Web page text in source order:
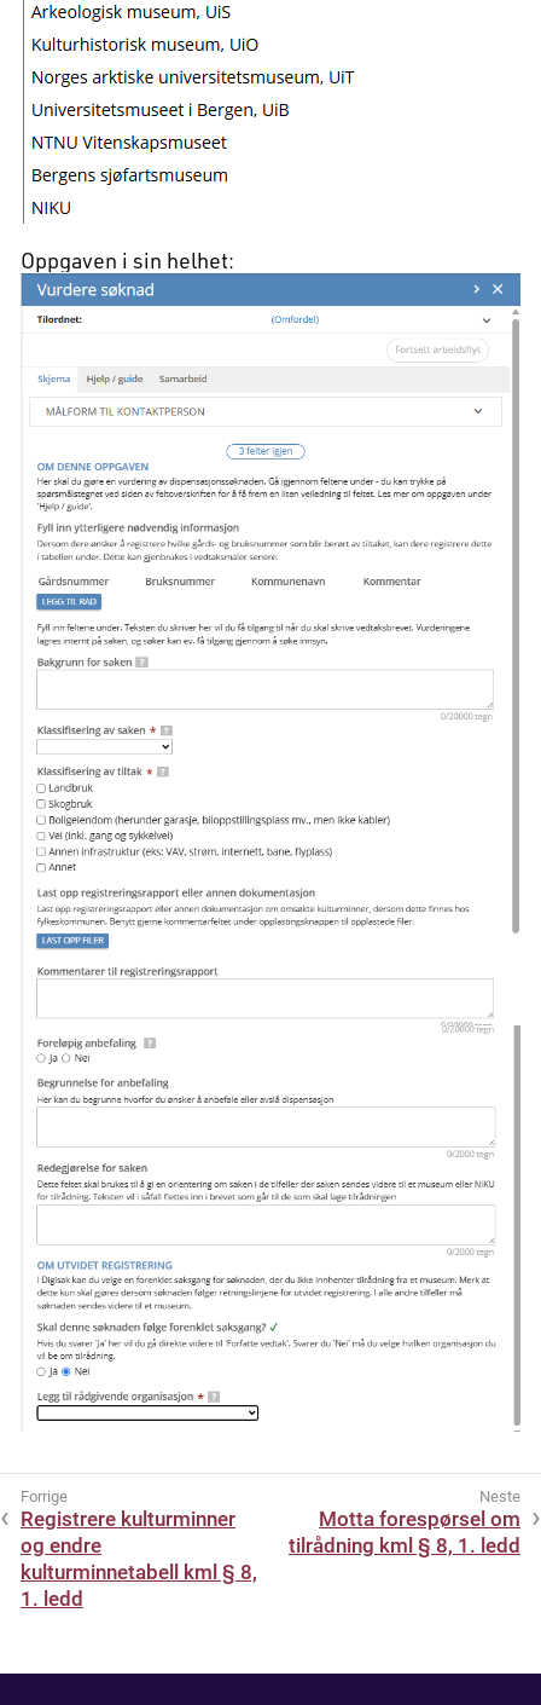
Oppgaven i sin helhet:
Registrere kulturminner
og endre
kulturminnetabell kml § 8,
1. ledd
Motta forespørsel om
tilrådning kml § 8, 1. ledd